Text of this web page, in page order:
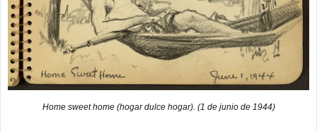
Home sweet home (hogar dulce hogar). (1 de junio de 1944)